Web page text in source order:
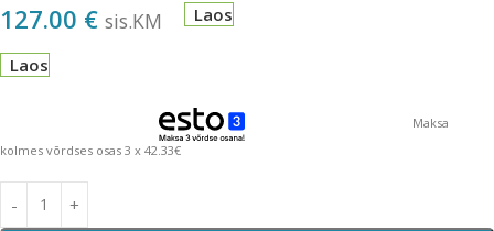
127.00 € sis.KM Laos
Laos
Maksa
kolmes võrdses osas 3 x 42.33€